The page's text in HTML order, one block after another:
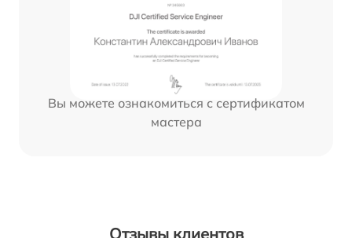
Вы можете ознакомиться с сертификатом
мастера
Отзывы клиентов